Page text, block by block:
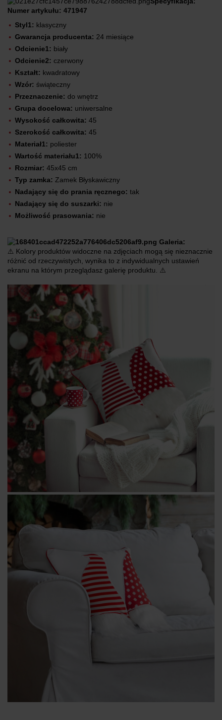
Numer artykułu: 471947
Styl1: klasyczny
Gwarancja producenta: 24 miesiące
Odcienie1: biały
Odcienie2: czerwony
Kształt: kwadratowy
Wzór: świąteczny
Przeznaczenie: do wnętrz
Grupa docelowa: uniwersalne
Wysokość całkowita: 45
Szerokość całkowita: 45
Materiał1: poliester
Wartość materiału1: 100%
Rozmiar: 45x45 cm
Typ zamka: Zamek Błyskawiczny
Nadający się do prania ręcznego: tak
Nadający się do suszarki: nie
Możliwość prasowania: nie
Galeria:
⚠️ Kolory produktów widoczne na zdjęciach mogą się nieznacznie
różnić od rzeczywistych, wynika to z indywidualnych ustawień
ekranu na którym przeglądasz galerię produktu. ⚠️